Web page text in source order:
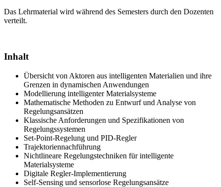
Das Lehrmaterial wird während des Semesters durch den Dozenten
verteilt.
Inhalt
Übersicht von Aktoren aus intelligenten Materialien und ihre
Grenzen in dynamischen Anwendungen
Modellierung intelligenter Materialsysteme
Mathematische Methoden zu Entwurf und Analyse von
Regelungsansätzen
Klassische Anforderungen und Spezifikationen von
Regelungssystemen
Set-Point-Regelung und PID-Regler
Trajektoriennachführung
Nichtlineare Regelungstechniken für intelligente
Materialsysteme
Digitale Regler-Implementierung
Self-Sensing und sensorlose Regelungsansätze